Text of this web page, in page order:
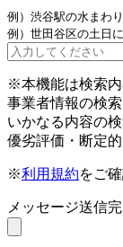
例）渋谷駅の水まわ
例）世田谷区の土日
※本機能は検索内
事業者情報の検
いかなる内容の
優劣評価・断定
※利用規約をご
メッセージ送信